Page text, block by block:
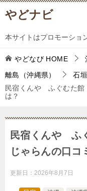
やどナビ
本サイトはプロモーショ
やどなび HOME
離島（沖縄県）
石
民宿くんや ふぐむた館
は？
民宿くんや ふ
じゃらんの口コ
更新日： 2026年8月7日